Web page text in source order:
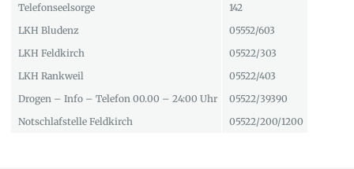
Telefonseelsorge
142
LKH Bludenz
05552/603
LKH Feldkirch
05522/303
LKH Rankweil
05522/403
Drogen – Info – Telefon 00.00 – 24:00 Uhr
05522/39390
Notschlafstelle Feldkirch
05522/200/1200